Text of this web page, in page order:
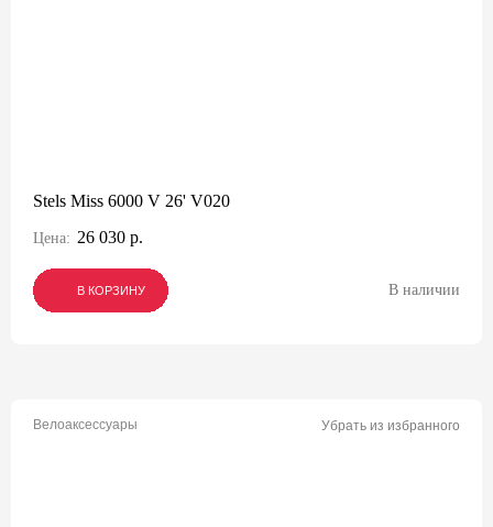
Stels Miss 6000 V 26' V020
Цена: 26 030 р.
В КОРЗИНУ
В КОРЗИНУ
В КОРЗИНУ В наличии
Велоаксессуары Убрать из избранного